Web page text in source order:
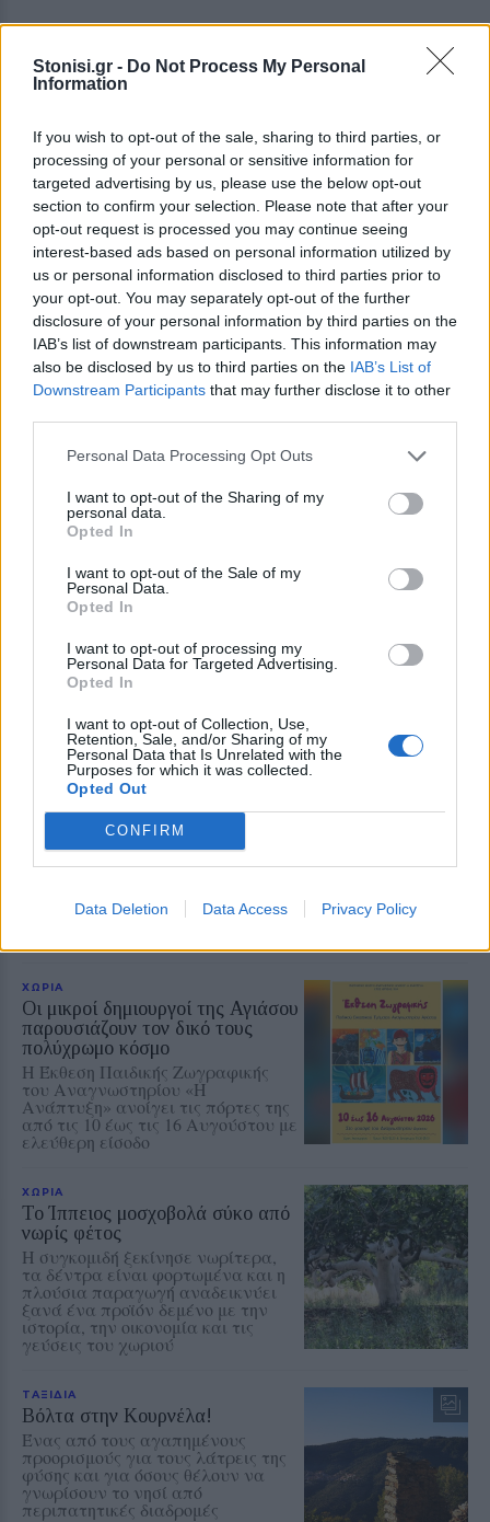
Stonisi.gr - Do Not Process My Personal
Information
If you wish to opt-out of the sale, sharing to third parties, or
processing of your personal or sensitive information for
targeted advertising by us, please use the below opt-out
section to confirm your selection. Please note that after your
opt-out request is processed you may continue seeing
interest-based ads based on personal information utilized by
us or personal information disclosed to third parties prior to
your opt-out. You may separately opt-out of the further
disclosure of your personal information by third parties on the
IAB’s list of downstream participants. This information may
also be disclosed by us to third parties on the IAB’s List of
Downstream Participants that may further disclose it to other
Personal Data Processing Opt Outs
I want to opt-out of the Sharing of my
personal data.
Opted In
I want to opt-out of the Sale of my
Personal Data.
Opted In
I want to opt-out of processing my
Personal Data for Targeted Advertising.
Opted In
I want to opt-out of Collection, Use,
Retention, Sale, and/or Sharing of my
Personal Data that Is Unrelated with the
Purposes for which it was collected.
Opted Out
CONFIRM
Data Deletion Data Access Privacy Policy
Η εκδήλωση ολοκληρώθηκε σε γιορτινή
χειροκρότημα του κοινού και τους διοργανωτές να
ανανεώνουν το ραντεβού τους για τη νέα σχολική
χρονιά, συνεχίζοντας την προσπάθεια διατήρησης
της γλώσσας, της παράδοσης και των πολιτιστικών
δεσμών της κοινότητας.
Δείτε περισσότερα άρθρα μας στα αποτελέσματα
Add stonisi.gr on Google ↗
ΣΤΗΝ ΙΔΙΑ ΚΑΤΗΓΟΡΙΑ
Η Αντισσα έγινε μια μεγάλη
χορευτική αγκαλιά
Ο «Τέρπανδρος» Άντισσας και το
Χορευτικό Τμήμα του
αντάμωσαν σε μια ξεχωριστή
ΧΩΡΙΑ
Οι μικροί δημιουργοί της Αγιάσου
παρουσιάζουν τον δικό τους
πολύχρωμο κόσμο
Η Έκθεση Παιδικής Ζωγραφικής
του Αναγνωστηρίου «Η
Ανάπτυξη» ανοίγει τις πόρτες της
από τις 10 έως τις 16 Αυγούστου με
ελεύθερη είσοδο
ΧΩΡΙΑ
Το Ίππειος μοσχοβολά σύκο από
νωρίς φέτος
Η συγκομιδή ξεκίνησε νωρίτερα,
τα δέντρα είναι φορτωμένα και η
πλούσια παραγωγή αναδεικνύει
ξανά ένα προϊόν δεμένο με την
ιστορία, την οικονομία και τις
γεύσεις του χωριού
ΤΑΞΙΔΙΑ
Βόλτα στην Κουρνέλα!
Ένας από τους αγαπημένους
προορισμούς για τους λάτρεις της
φύσης και για όσους θέλουν να
γνωρίσουν το νησί από
περιπατητικές διαδρομές